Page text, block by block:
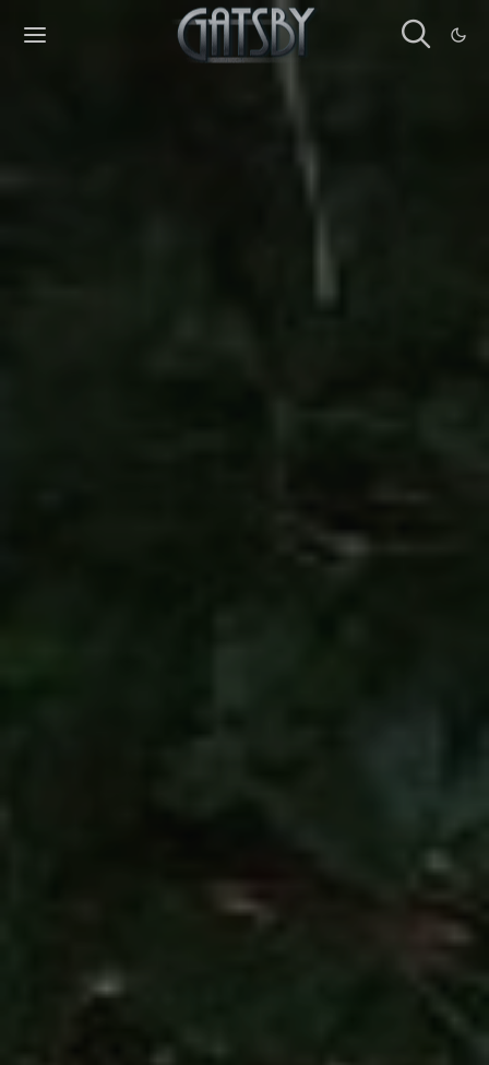
Cookies management panel